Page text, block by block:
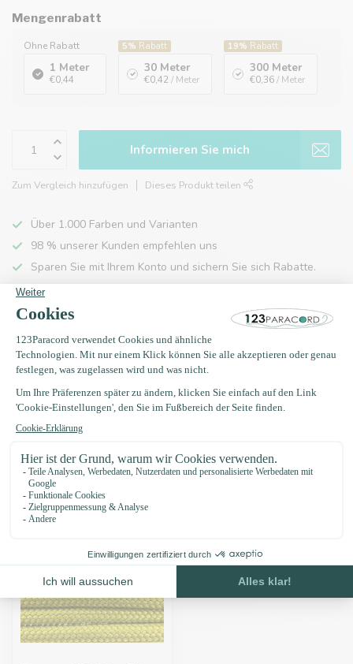
Mengenrabatt
Ohne Rabatt
1 Meter
€0,44
5% Rabatt
30 Meter
€0,42 / Meter
19% Rabatt
300 Meter
€0,36/ Meter
Informieren Sie mich
Zum Vergleich hinzufügen Dieses Produkt teilen
Über 1.000 Farben und Varianten
98 % unserer Kunden empfehlen uns
Sparen Sie mit Ihrem Konto und sichern Sie sich Rabatte.
Kostenlose Lieferung nach Hause ab 150 €
Produktbeschreibung
Zuletzt angesehen